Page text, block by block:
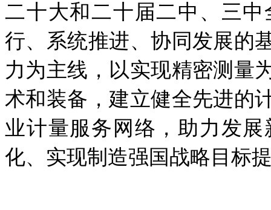
二十大和二十届二中、三
行、系统推进、协同发展的
力为主线，以实现精密测量
术和装备，建立健全先进的
业计量服务网络，助力 发展
化、实现制造强国战略目标